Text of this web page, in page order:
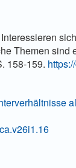
Themen sind
158-159.